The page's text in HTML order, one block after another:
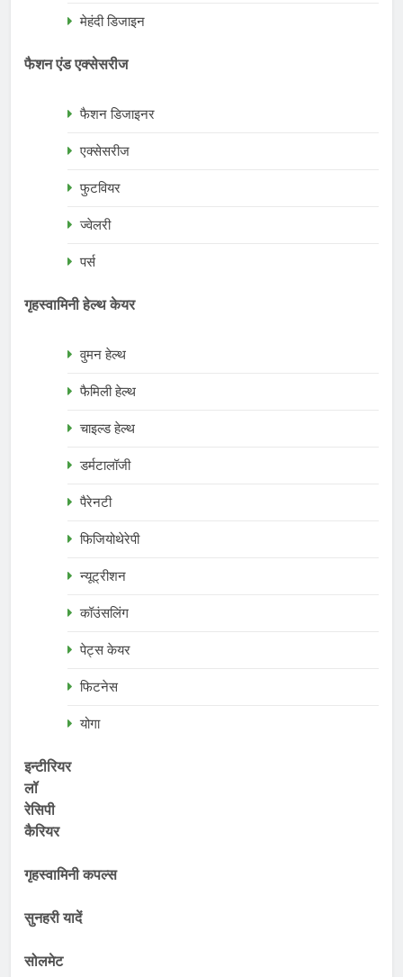
मेहंदी डिजाइन
फैशन एंड एक्सेसरीज
फैशन डिजाइनर
एक्सेसरीज
फुटवियर
ज्वेलरी
पर्स
गृहस्वामिनी हेल्थ केयर
वुमन हेल्थ
फैमिली हेल्थ
चाइल्ड हेल्थ
डर्मटालॉजी
पैरेनटी
फिजियोथेरेपी
न्यूट्रीशन
कॉउंसलिंग
पेट्स केयर
फिटनेस
योगा
इन्टीरियर
लॉ
रेसिपी
कैरियर
गृहस्वामिनी कपल्स
सुनहरी यादें
सोलमेट